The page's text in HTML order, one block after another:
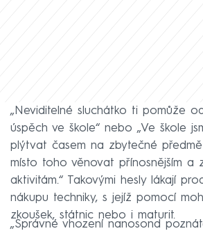
„Neviditelné sluchátko ti pomůže
úspěch ve škole“ nebo „Ve škole
plýtvat časem na zbytečné
místo toho věnovat přínosnějším a
aktivitám.“ Takovými hesly lákají
nákupu techniky, s jejíž pomocí
zkoušek, státnic nebo i maturit.
„Správné vhození nanosond